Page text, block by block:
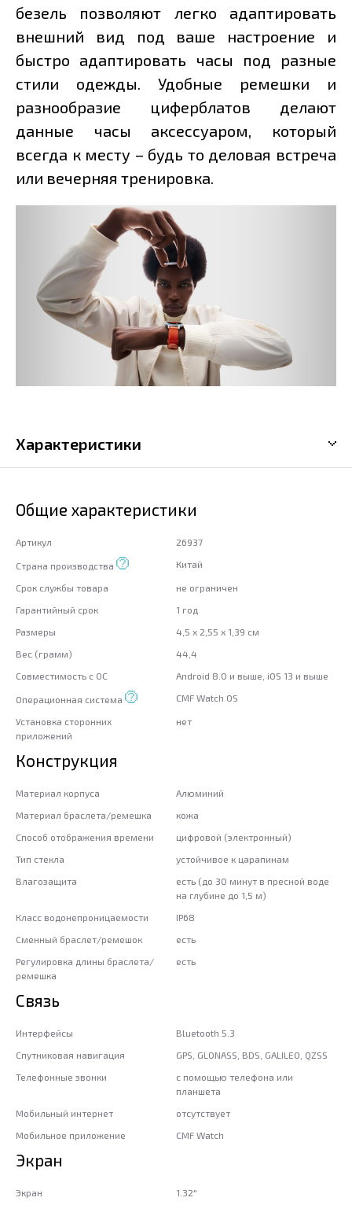
безель позволяют легко адаптировать
внешний вид под ваше настроение и
быстро адаптировать часы под разные
стили одежды. Удобные ремешки и
разнообразие циферблатов делают
данные часы аксессуаром, который
всегда к месту – будь то деловая встреча
или вечерняя тренировка.
Характеристики
Общие характеристики
Артикул 26937
Страна производства Китай
Срок службы товара
не ограничен
Гарантийный срок
1 год
Размеры
4,5 x 2,55 x 1,39 см
Вес (грамм)
44,4
Совместимость с ОС
Android 8.0 и выше, iOS 13 и выше
Операционная система CMF Watch OS
Установка сторонних
приложений
нет
Конструкция
Материал корпуса
Алюминий
Материал браслета/ремешка
кожа
Способ отображения времени
цифровой (электронный)
Тип стекла
устойчивое к царапинам
Влагозащита
есть (до 30 минут в пресной воде
на глубине до 1,5 м)
Класс водонепроницаемости
IP68
Сменный браслет/ремешок
есть
Регулировка длины браслета/
ремешка
есть
Связь
Интерфейсы
Bluetooth 5.3
Спутниковая навигация
GPS, GLONASS, BDS, GALILEO, QZSS
Телефонные звонки
с помощью телефона или
планшета
Мобильный интернет
отсутствует
Мобильное приложение
CMF Watch
Экран
Экран
1.32"